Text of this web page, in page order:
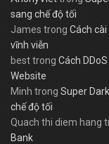
sang chế độ tối
James trong Cách
vĩnh viễn
besttrong Cách
Website
Minh trong Super
chế độ tối
Quach thi diem hang
Bank